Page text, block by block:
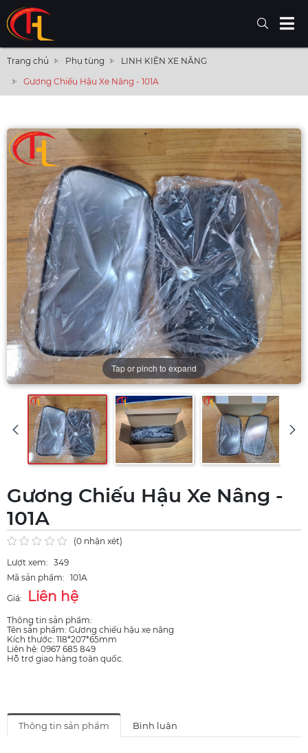
Trang chủ Phụ tùng
LINH KIỆN XE NÂNG
Gương Chiếu Hậu Xe Nâng - 101A
Tap or pinch to expand
Gương Chiếu Hậu Xe Nâng -
101A
(0 nhận xét)
Lượt xem: 349
Mã sản phẩm: 101A
Giá:
Liên hệ
Thông tin sản phẩm:
Tên sản phẩm: Gương chiếu hậu xe nâng
Kích thước: 118*207*65mm
Liên hệ: 0967 685 849
Hỗ trợ giao hàng toàn quốc.
Thông tin sản phẩm Bình luận